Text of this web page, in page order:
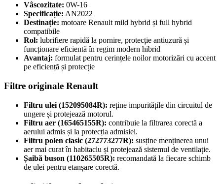
Vâscozitate: 0W-16
Specificație: AN2022
Destinație: motoare Renault mild hybrid și full hybrid
compatibile
Rol: lubrifiere rapidă la pornire, protecție antiuzură și
funcționare eficientă în regim modern hibrid
Avantaj: formulat pentru cerințele noilor motorizări cu accent
pe eficiență și protecție
Filtre originale Renault
Filtru ulei (152095084R): reține impuritățile din circuitul de
ungere și protejează motorul.
Filtru aer (165465155R): contribuie la filtrarea corectă a
aerului admis și la protecția admisiei.
Filtru polen clasic (272773277R): susține menținerea unui
aer mai curat în habitaclu și protejează sistemul de ventilație.
Șaibă buson (110265505R): recomandată la fiecare schimb
de ulei pentru etanșare corectă.